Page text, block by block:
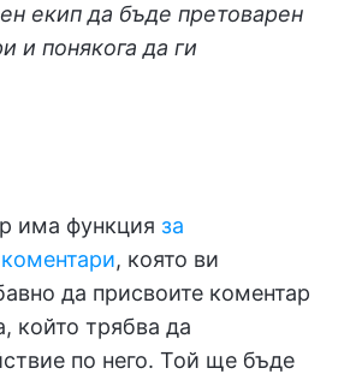
екип да бъде претоварен
и понякога да ги
има функция за
, която ви
да присвоите коментар
който трябва да
по него. Той ще бъде